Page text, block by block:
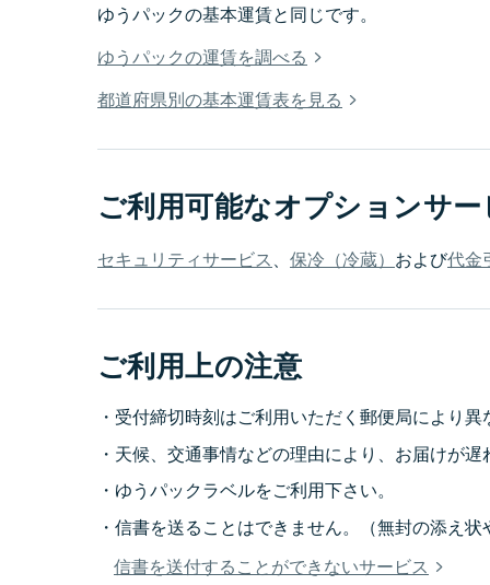
ゆうパックの基本運賃と同じです。
ゆうパックの運賃を調べる
都道府県別の基本運賃表を見る
ご利用可能なオプションサ
セキュリティサービス、 保冷（冷蔵） および代金
ご利用上の注意
受付締切時刻はご利用いただく郵便局により異
天候、交通事情などの理由により、お届けが
ゆうパックラベルをご利用下さい。
信書を送ることはできません。（無封の添え
信書を送付することができないサービス